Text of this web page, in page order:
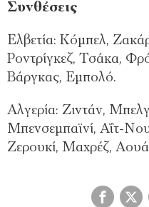
Συνθέσεις
Ελβετία: Κόμπελ,
Ροντρίγκεζ, Τσάκα,
Βάργκας, Εμπολό.
Αλγερία: Ζιντάν,
Μπενσεμπαϊνί, Αΐτ-
Ζερουκί, Μαχρέζ,